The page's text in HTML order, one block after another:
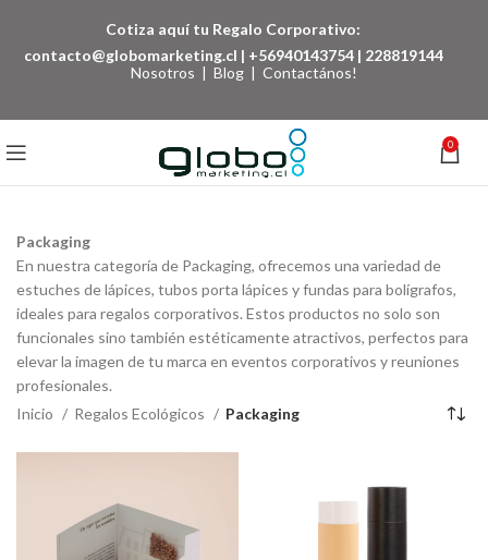
Cotiza aquí tu Regalo Corporativo:
contacto@globomarketing.cl | +56940143754 | 228819144
Nosotros | Blog | Contactános!
0
Packaging
En nuestra categoría de Packaging, ofrecemos una variedad de
estuches de lápices, tubos porta lápices y fundas para bolígrafos,
ideales para regalos corporativos. Estos productos no solo son
funcionales sino también estéticamente atractivos, perfectos para
elevar la imagen de tu marca en eventos corporativos y reuniones
profesionales.
Inicio
Regalos Ecológicos Packaging